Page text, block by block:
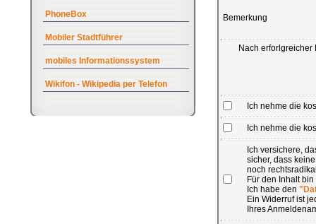
PhoneBox
Mobiler Stadtführer
mobiles Informationssystem
Wikifon - Wikipedia per Telefon
Bemerkung
Nach
Ich nehme die
Ich nehme die
Ich versichere,
sicher, dass
noch
Für den Inhalt
Ich habe den
Ein Widerruf ist
Ihres